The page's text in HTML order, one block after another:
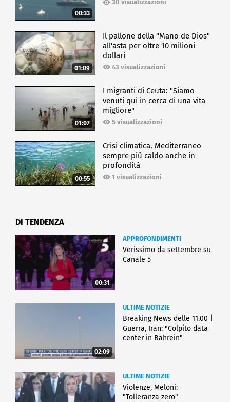
00:33
30 visualizzazioni
01:09
Il pallone della "Mano de Dios"
all'asta per oltre 10 milioni
dollari
43 visualizzazioni
01:07
I migranti di Ceuta: "Siamo
venuti qui in cerca di una vita
migliore"
5 visualizzazioni
00:55
Crisi climatica, Mediterraneo
sempre più caldo anche in
profondità
1 visualizzazioni
DI TENDENZA
00:31
APPROFONDIMENTI
Verissimo da settembre su
Canale 5
02:09
ULTIME NOTIZIE
Breaking News delle 11.00 |
Guerra, Iran: "Colpito data
center in Bahrein"
ULTIME NOTIZIE
Violenze, Meloni:
"Tolleranza zero"